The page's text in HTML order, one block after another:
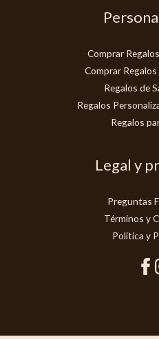
Comprar
Comprar
Regalos de
Regalos
Regalos
Legal y
Preguntas
Términos y
Politica y